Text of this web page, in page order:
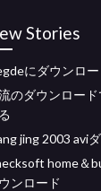
Stories
にダウンロ
のダウンロー
jing 2003 avi
home＆
ンロード